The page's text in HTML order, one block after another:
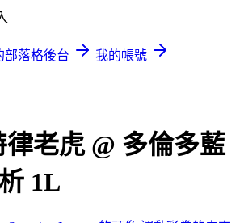
部落格後台
我的帳號
律老虎 @ 多倫多藍
1L